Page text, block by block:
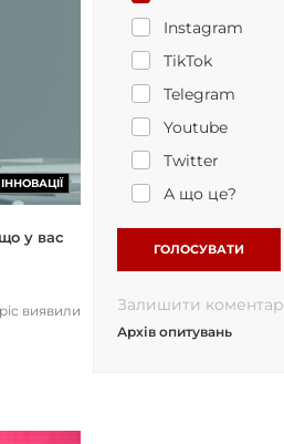
ІННОВАЦІЇ
у вас
виявили
Instagram
TikTok
Telegram
Youtube
Twitter
А що це?
ГОЛОСУВАТИ
Залишити коментар
Архів опитувань